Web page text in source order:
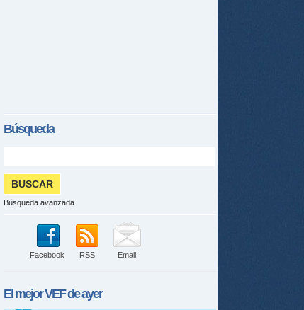
Búsqueda
Búsqueda avanzada
Facebook RSS Email
El mejorVEFde ayer